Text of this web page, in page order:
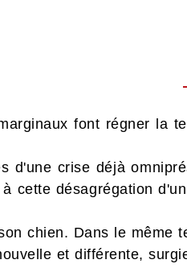
font régner la
d'une crise déjà
cette désagrégation
chien. Dans le même
et différente,